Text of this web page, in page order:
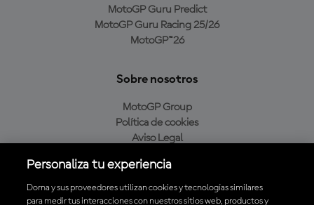
MotoGP Guru Predict
MotoGP Guru Racing 25/26
MotoGP™26
Sobre nosotros
MotoGP Group
Política de cookies
Aviso Legal
Política de compra
Personaliza tu experiencia
Dorna y sus proveedores utilizan cookies y tecnologías similares
para medir tus interacciones con nuestros sitios web, productos y